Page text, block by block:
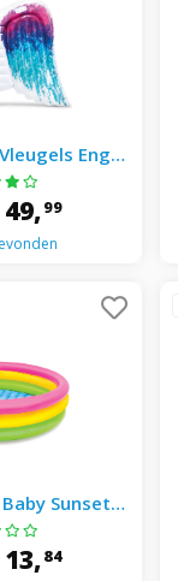
Engel
cm
49,99
Sunset 3
25 Cm
13,84